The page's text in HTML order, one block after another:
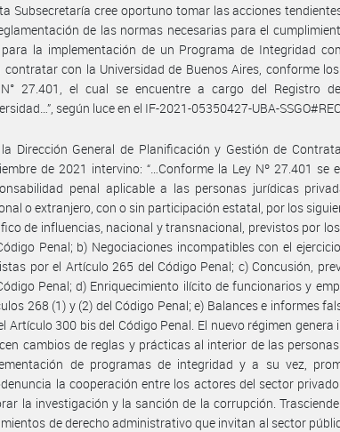
Subsecretaría cree oportuno tomar las acciones
de las normas necesarias para el
la implementación de un Programa de Integridad
contratar con la Universidad de Buenos Aires, conforme
27.401, el cual se encuentre a cargo del Registro
según luce en el IF-2021-05350427-UBA-
la Dirección General de Planificación y Gestión de
de 2021 intervino: “…Conforme la Ley Nº 27.401 se
penal aplicable a las personas jurídicas
o extranjero, con o sin participación estatal, por los
de influencias, nacional y transnacional, previstos por
Penal; b) Negociaciones incompatibles con el
por el Artículo 265 del Código Penal; c) Concusión,
Penal; d) Enriquecimiento ilícito de funcionarios y
268 (1) y (2) del Código Penal; e) Balances e informes
Artículo 300 bis del Código Penal. El nuevo régimen
cambios de reglas y prácticas al interior de las
de programas de integridad y a su vez,
la cooperación entre los actores del sector
la investigación y la sanción de la corrupción.
de derecho administrativo que invitan al sector